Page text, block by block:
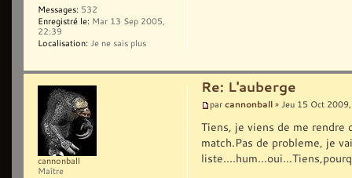
Messages: 532
Enregistré le: Mar 13 Sep 2005,
22:39
Localisation: Je ne sais plus
Re: L'auberge
par cannonball » Jeu 15 Oct
Tiens, je viens de me rendre
match.Pas de probleme, je
cannonball
Maître